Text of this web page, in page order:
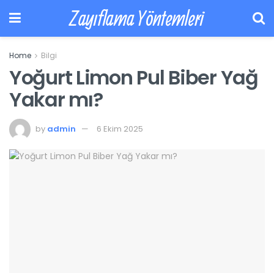
Zayıflama Yöntemleri
Home Bilgi
Yoğurt Limon Pul Biber Yağ
Yakar mı?
by admin 6 Ekim 2025